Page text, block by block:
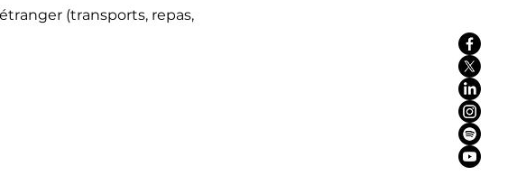
(transports, repas,